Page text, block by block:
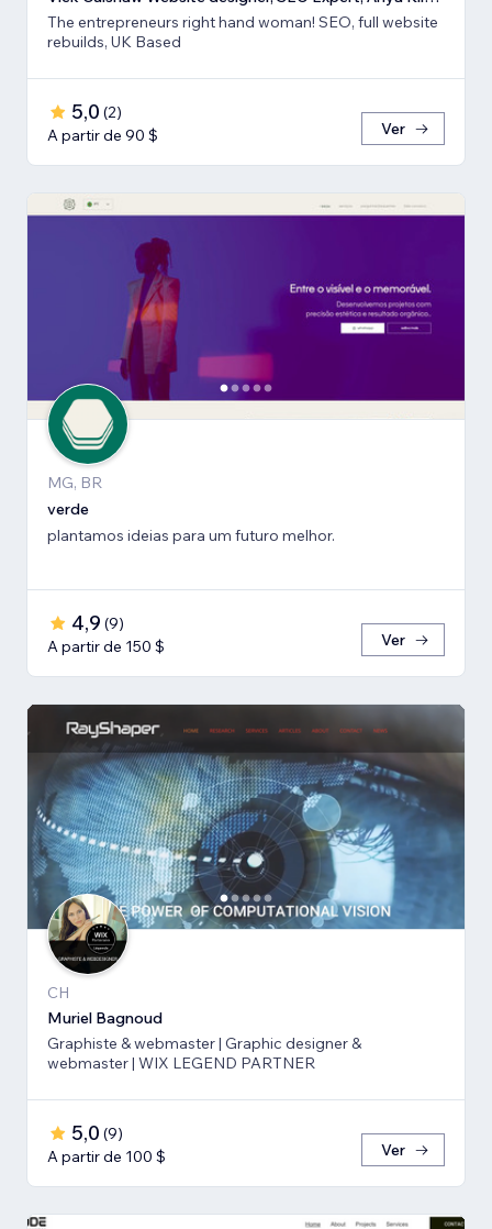
The entrepreneurs right hand woman! SEO, full website
rebuilds, UK Based
5,0 (2)
A partir de 90 $
Ver
MG, BR
verde
plantamos ideias para um futuro melhor.
4,9 (9)
A partir de 150 $
Ver
CH
Muriel Bagnoud
Graphiste & webmaster | Graphic designer &
webmaster | WIX LEGEND PARTNER
5,0 (9)
A partir de 100 $
Ver